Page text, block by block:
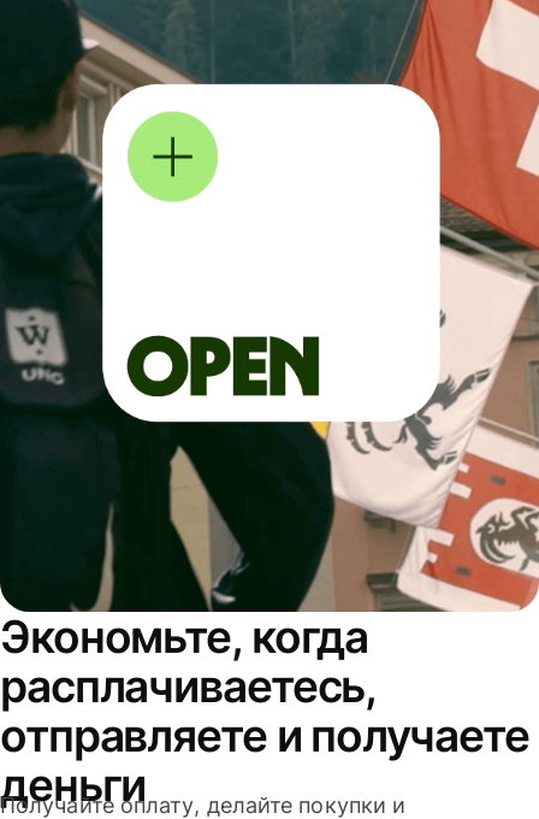
Экономьте, когда
расплачиваетесь,
отправляете и получаете
деньги
Получайте оплату, делайте покупки и